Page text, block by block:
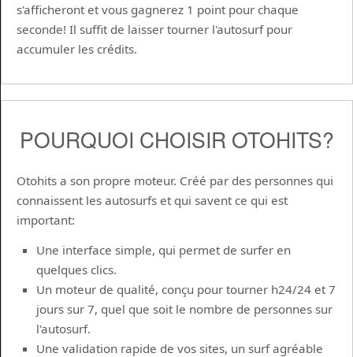
s'afficheront et vous gagnerez 1 point pour chaque
seconde! Il suffit de laisser tourner l'autosurf pour
accumuler les crédits.
POURQUOI CHOISIR OTOHITS?
Otohits a son propre moteur. Créé par des personnes qui
connaissent les autosurfs et qui savent ce qui est
important:
Une interface simple, qui permet de surfer en
quelques clics.
Un moteur de qualité, conçu pour tourner h24/24 et 7
jours sur 7, quel que soit le nombre de personnes sur
l'autosurf.
Une validation rapide de vos sites, un surf agréable